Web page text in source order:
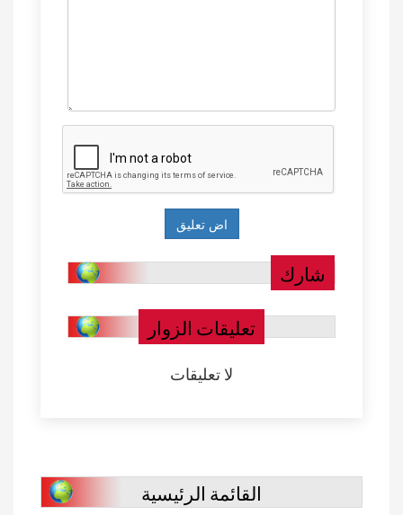
شارك
تعليقات الزوار
لا تعليقات
القائمة الرئيسية